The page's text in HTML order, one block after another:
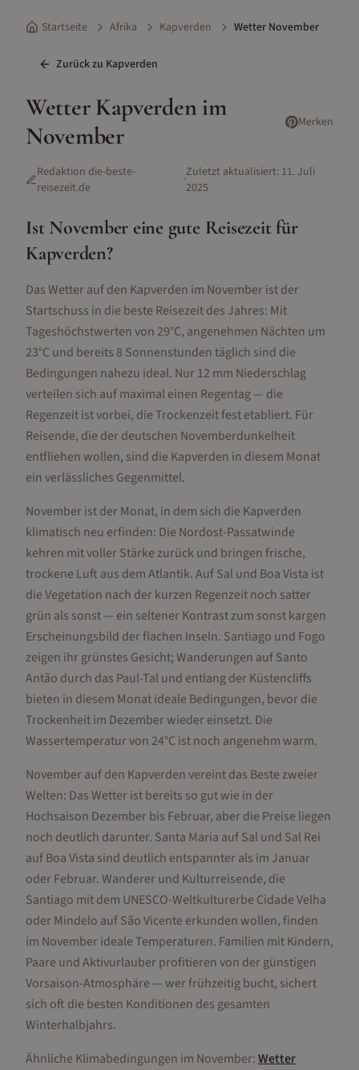
Startseite Afrika Kapverden Wetter November
Zurück zu Kapverden
WetterKapverden im
November
Merken
Redaktion die-beste-
reisezeit.de
·Zuletzt aktualisiert: 11. Juli
2025
Ist November eine gute Reisezeit für
Kapverden?
Das Wetter auf den Kapverden im November ist der
Startschuss in die beste Reisezeit des Jahres: Mit
Tageshöchstwerten von 29°C, angenehmen Nächten um
23°C und bereits 8 Sonnenstunden täglich sind die
Bedingungen nahezu ideal. Nur 12 mm Niederschlag
verteilen sich auf maximal einen Regentag — die
Regenzeit ist vorbei, die Trockenzeit fest etabliert. Für
Reisende, die der deutschen Novemberdunkelheit
entfliehen wollen, sind die Kapverden in diesem Monat
ein verlässliches Gegenmittel.
November ist der Monat, in dem sich die Kapverden
klimatisch neu erfinden: Die Nordost-Passatwinde
kehren mit voller Stärke zurück und bringen frische,
trockene Luft aus dem Atlantik. Auf Sal und Boa Vista ist
die Vegetation nach der kurzen Regenzeit noch satter
grün als sonst — ein seltener Kontrast zum sonst kargen
Erscheinungsbild der flachen Inseln. Santiago und Fogo
zeigen ihr grünstes Gesicht; Wanderungen auf Santo
Antão durch das Paul-Tal und entlang der Küstencliffs
bieten in diesem Monat ideale Bedingungen, bevor die
Trockenheit im Dezember wieder einsetzt. Die
Wassertemperatur von 24°C ist noch angenehm warm.
November auf den Kapverden vereint das Beste zweier
Welten: Das Wetter ist bereits so gut wie in der
Hochsaison Dezember bis Februar, aber die Preise liegen
noch deutlich darunter. Santa Maria auf Sal und Sal Rei
auf Boa Vista sind deutlich entspannter als im Januar
oder Februar. Wanderer und Kulturreisende, die
Santiago mit dem UNESCO-Weltkulturerbe Cidade Velha
oder Mindelo auf São Vicente erkunden wollen, finden
im November ideale Temperaturen. Familien mit Kindern,
Paare und Aktivurlauber profitieren von der günstigen
Vorsaison-Atmosphäre — wer frühzeitig bucht, sichert
sich oft die besten Konditionen des gesamten
Winterhalbjahrs.
Ähnliche Klimabedingungen im November:Wetter